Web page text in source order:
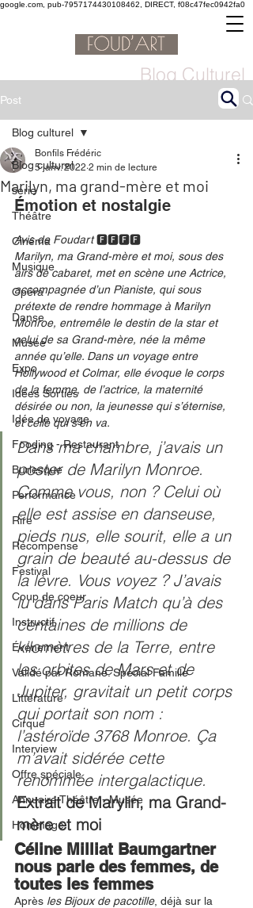
google.com, pub-7957174430108462, DIRECT, f08c47fec0942fa0
Blog Culturel
Post
Blog culturel
serie
Théâtre
Cinéma
Musique
Opéra
Danse
Musée
Expo
Idées Sorties
Idée de voyage
Fooding - Restaurant
Burlesque
Performance
Rire
Récompense
Festival
Coup de coeur
Instructif
Événement
Validé par Romane. Spécial Famille
Littérature
Cirque
Interview
Offre spéciale
Annuaire Théâtre - Musée
Hommage
Blog culturel
Marilyn, ma grand-mère et moi
Bonfils Frédéric
5 janv. 2022 2 min de lecture
Émotion et nostalgie
Avis de Foudart 🅵🅵🅵🅵
Marilyn, ma Grand-mère et moi, sous des
airs de cabaret, met en scène une Actrice,
accompagnée d’un Pianiste, qui sous
prétexte de rendre hommage à Marilyn
Monroe, entremêle le destin de la star et
celui de sa Grand-mère, née la même
année qu’elle. Dans un voyage entre
Hollywood et Colmar, elle évoque le corps
de la femme, de l’actrice, la maternité
désirée ou non, la jeunesse qui s’éternise,
et celle qui s’en va.
Dans ma chambre, j’avais un
poster de Marilyn Monroe.
Comme vous, non ? Celui où
elle est assise en danseuse,
pieds nus, elle sourit, elle a un
grain de beauté au-dessus de
la lèvre. Vous voyez ? J’avais
lu dans Paris Match qu’à des
centaines de millions de
kilomètres de la Terre, entre
les orbites de Mars et de
Jupiter, gravitait un petit corps
qui portait son nom :
l’astéroïde 3768 Monroe. Ça
m’avait sidérée cette
renommée intergalactique.
Extrait de Marylin, ma Grand-
mère et moi
Céline Milliat Baumgartner
nous parle des femmes, de
toutes les femmes
Après les Bijoux de pacotille, déjà sur la